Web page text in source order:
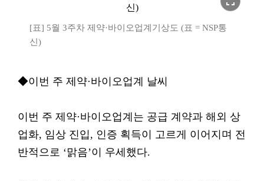
[표] 5월 3주차 제약·바이오업계기상도 (표 = NSP통
신)
◆이번 주 제약·바이오업계 날씨
이번 주 제약·바이오업계는 공급 계약과 해외 상
업화, 임상 진입, 인증 획득이 고르게 이어지며 전
반적으로 ‘맑음’이 우세했다.